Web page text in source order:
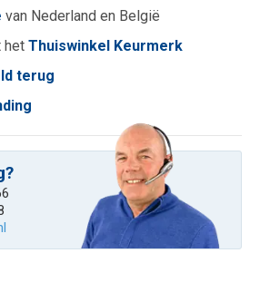
van Nederland en België
het Thuiswinkel Keurmerk
terug